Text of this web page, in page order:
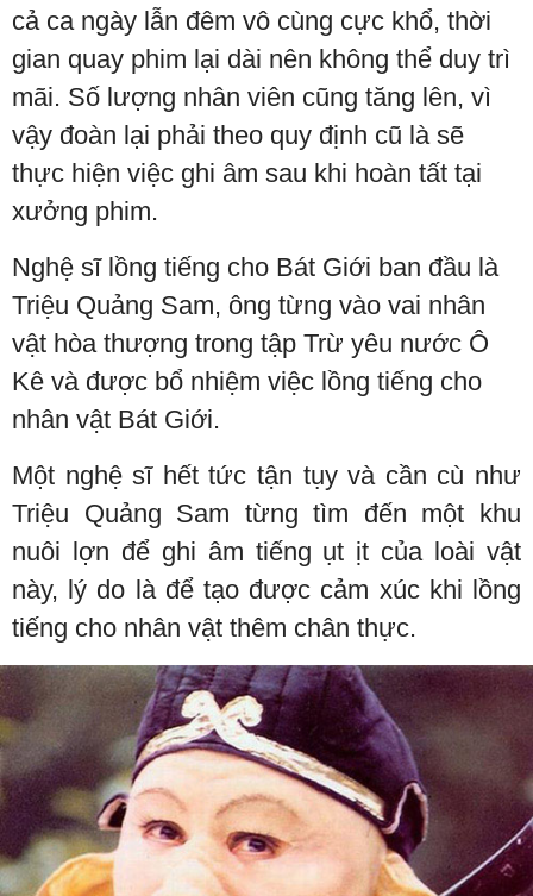
cả ca ngày lẫn đêm vô cùng cực khổ, thời
gian quay phim lại dài nên không thể duy trì
mãi. Số lượng nhân viên cũng tăng lên, vì
vậy đoàn lại phải theo quy định cũ là sẽ
thực hiện việc ghi âm sau khi hoàn tất tại
xưởng phim.
Nghệ sĩ lồng tiếng cho Bát Giới ban đầu là
Triệu Quảng Sam, ông từng vào vai nhân
vật hòa thượng trong tập Trừ yêu nước Ô
Kê và được bổ nhiệm việc lồng tiếng cho
nhân vật Bát Giới.
Một nghệ sĩ hết tức tận tụy và cần cù như
Triệu Quảng Sam từng tìm đến một khu
nuôi lợn để ghi âm tiếng ụt ịt của loài vật
này, lý do là để tạo được cảm xúc khi lồng
tiếng cho nhân vật thêm chân thực.